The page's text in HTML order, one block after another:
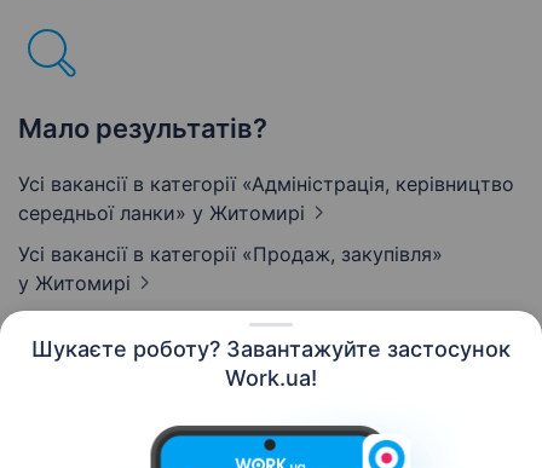
Шукаєте роботу? Завантажуйте застосунок
Work.ua!
Мало результатів?
Усі вакансії в категорії «Адмiнiстрацiя, керівництво
середньої ланки» у Житомирі
Усі вакансії в категорії «Продаж, закупівля»
у Житомирі